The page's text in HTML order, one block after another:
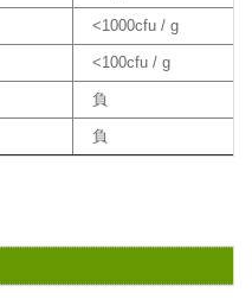
<1000cfu / g
<100cfu / g
負
負